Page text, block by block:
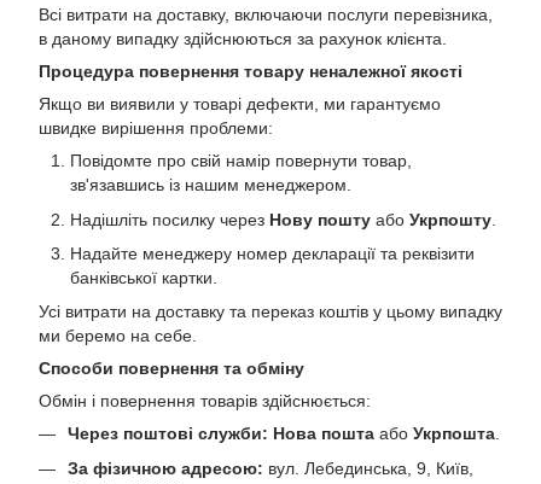
Всі витрати на доставку, включаючи послуги перевізника,
в даному випадку здійснюються за рахунок клієнта.
Процедура повернення товару неналежної якості
Якщо ви виявили у товарі дефекти, ми гарантуємо
швидке вирішення проблеми:
Повідомте про свій намір повернути товар,
зв'язавшись із нашим менеджером.
Надішліть посилку через Нову пошту або Укрпошту
Надайте менеджеру номер декларації та реквізити
банківської картки.
Усі витрати на доставку та переказ коштів у цьому випадку
ми беремо на себе.
Способи повернення та обміну
Обмін і повернення товарів здійснюється:
Через поштові служби: Нова пошта або Укрпошта.
За фізичною адресою: вул. Лебединська, 9, Київ,